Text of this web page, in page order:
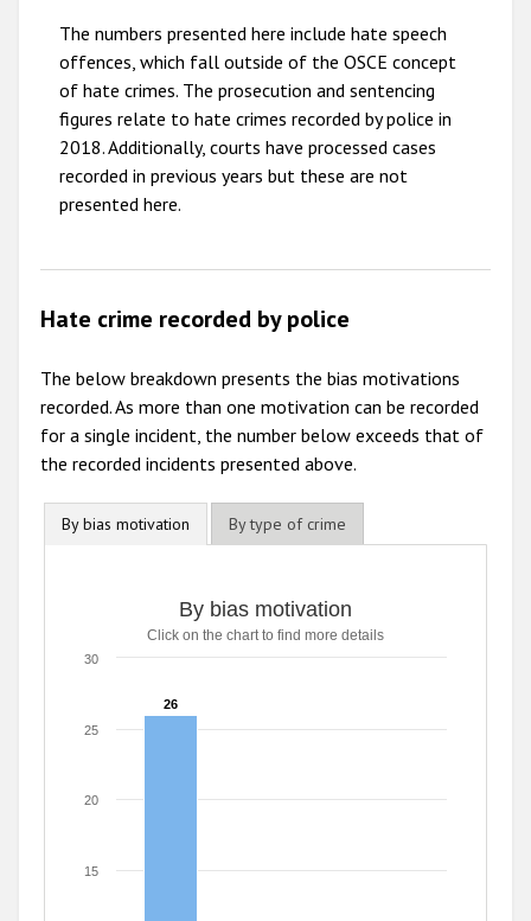
2010
2009
The numbers presented here include hate speech
offences, which fall outside of the OSCE concept
of hate crimes. The prosecution and sentencing
figures relate to hate crimes recorded by police in
2018. Additionally, courts have processed cases
recorded in previous years but these are not
presented here.
Hate crime recorded by police
The below breakdown presents the bias motivations
recorded. As more than one motivation can be recorded
for a single incident, the number below exceeds that of
the recorded incidents presented above.
By bias motivation By type of crime
By bias motivation
Click on the chart to find more details
26
26
15
20
25
30